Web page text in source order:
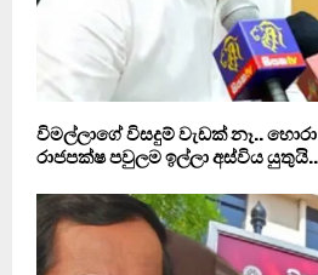
විමල්ලාගේ විසදුම් වැඩක් නෑ..
රාජපක්ෂ පවුලම ඉල්ලා අස්විය යුතුයි..